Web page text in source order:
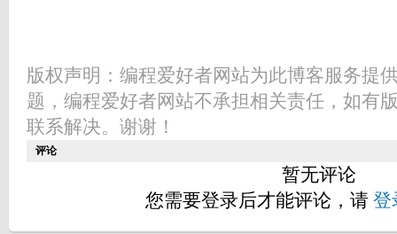
版权声明：编程爱好者网站为此博客服务提
题，编程爱好者网站不承担相关责任，如有
联系解决。谢谢！
评论
暂无评论
您需要登录后才能评论，请 登